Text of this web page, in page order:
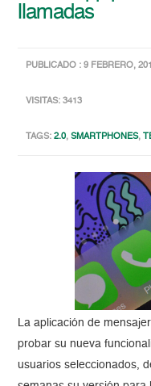
llamadas
PUBLICADO : 9 FEBRERO,
VISITAS: 3413
TAGS:2.0,SMARTPHONES,
La aplicación de
probar su nueva
usuarios seleccionados,